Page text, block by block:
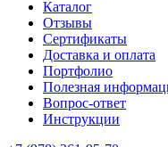
Каталог
Отзывы
Сертификаты
Доставка и оплата
Портфолио
Полезная
Вопрос-ответ
Инструкции